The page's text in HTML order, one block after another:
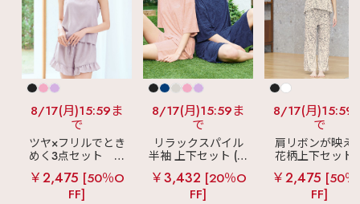
8/17(月)15:59ま
で
ツヤ×フリルでとき
めく3点セット
シ
ルキー ショートパ
ンツ 3点セット
￥2,475 [50％O
FF]
8/17(月)15:59ま
で
リラックスパイル
半袖 上下セット (男
女兼用サイズ)
￥3,432 [20％O
FF]
8/17(月)15:59
で
肩リボンが映え
花柄上下セット
メニーフラワー
ングパンツ 上下
ット
￥2,475 [50
FF]